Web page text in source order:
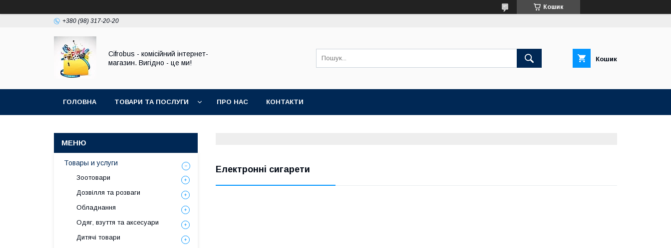
Кошик
+380 (98) 317-20-20
Cifrobus - комiсiйний iнтернет-
магазин. Вигiдно - це ми!
Кошик
ГОЛОВНА ТОВАРИ ТА ПОСЛУГИ ПРО НАС КОНТАКТИ
Електронні сигарети
Товары и услуги
Зоотовари
Дозвілля та розваги
Обладнання
Одяг, взуття та аксесуари
Дитячі товари